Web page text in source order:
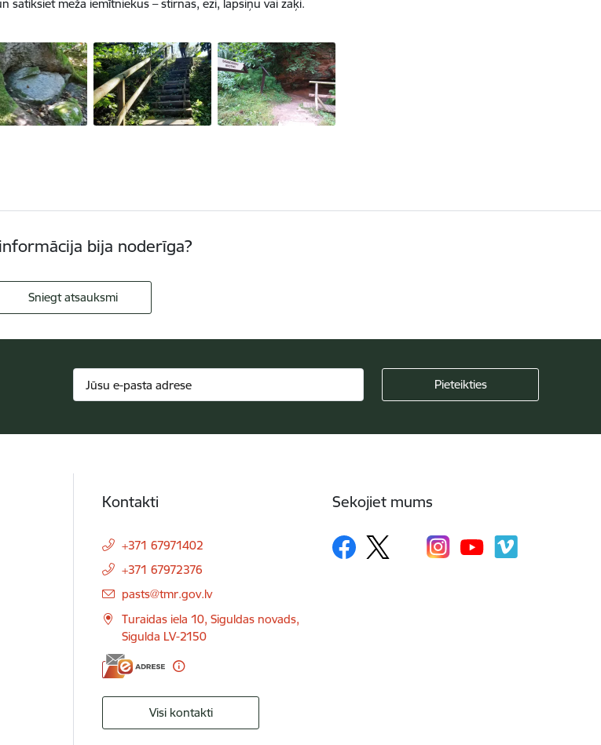
satiksiet meža iemītniekus – stirnas, ezi, lapsiņu vai zaķi.
bija noderīga?
Sniegt atsauksmi
Kontakti
+371 67971402
+371 67972376
E-pasts:
pasts@tmr.gov.lv
Turaidas iela 10, Siguldas novads,
Sigulda LV-2150
Visi kontakti
Sekojiet mums